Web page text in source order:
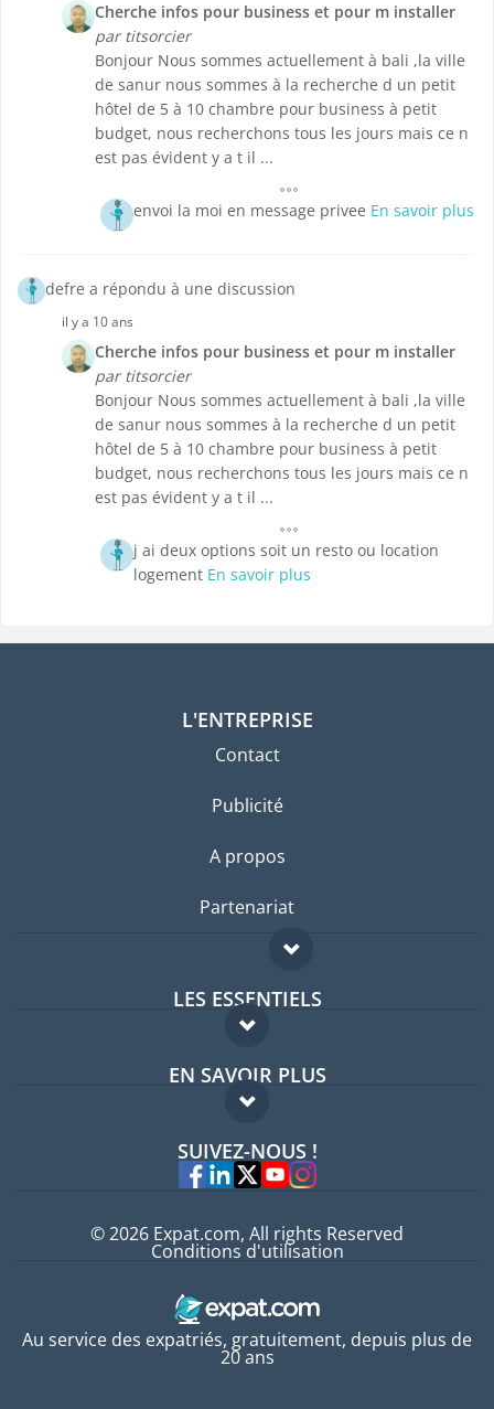
Cherche infos pour business et pour m installer
par titsorcier
Bonjour Nous sommes actuellement à bali ,la ville
de sanur nous sommes à la recherche d un petit
hôtel de 5 à 10 chambre pour business à petit
budget, nous recherchons tous les jours mais ce n
est pas évident y a t il ...
envoi la moi en message privee En savoir plus
defre a répondu à une discussion
il y a 10 ans
Cherche infos pour business et pour m installer
par titsorcier
Bonjour Nous sommes actuellement à bali ,la ville
de sanur nous sommes à la recherche d un petit
hôtel de 5 à 10 chambre pour business à petit
budget, nous recherchons tous les jours mais ce n
est pas évident y a t il ...
j ai deux options soit un resto ou location
logement En savoir plus
L'ENTREPRISE
Contact
Publicité
A propos
Partenariat
LES ESSENTIELS
Forum expatriés
Guides pays
EN SAVOIR PLUS
FAQ
Experts
SUIVEZ-NOUS !
Au service des expatriés, gratuitement, depuis plus de
20 ans
© 2026 Expat.com, All rights Reserved
Conditions d'utilisation